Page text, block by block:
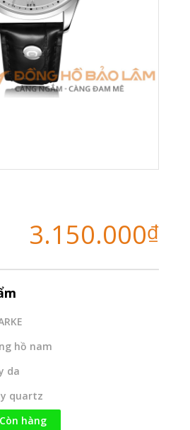
3.150.000₫
hồ nam
da
quartz
Còn hàng